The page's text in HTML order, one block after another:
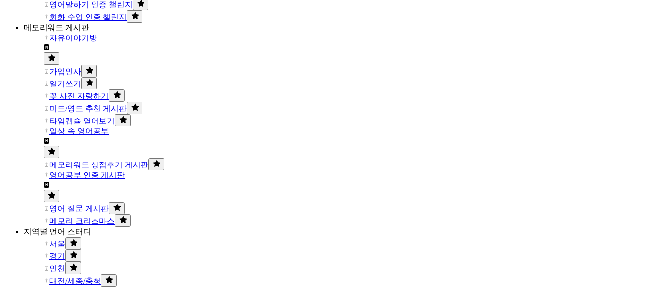
영어말하기 인증 챌린지
회화 수업 인증 챌린지
메모리워드 게시판
자유이야기방
가입인사
일기쓰기
꽃 사진 자랑하기
미드/영드 추천 게시판
타임캡슐 열어보기
일상 속 영어공부
메모리워드 상점후기 게시판
영어공부 인증 게시판
영어 질문 게시판
메모리 크리스마스
지역별 언어 스터디
서울
경기
인천
대전/세종/충청